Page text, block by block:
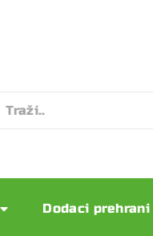
Dodaci prehrani